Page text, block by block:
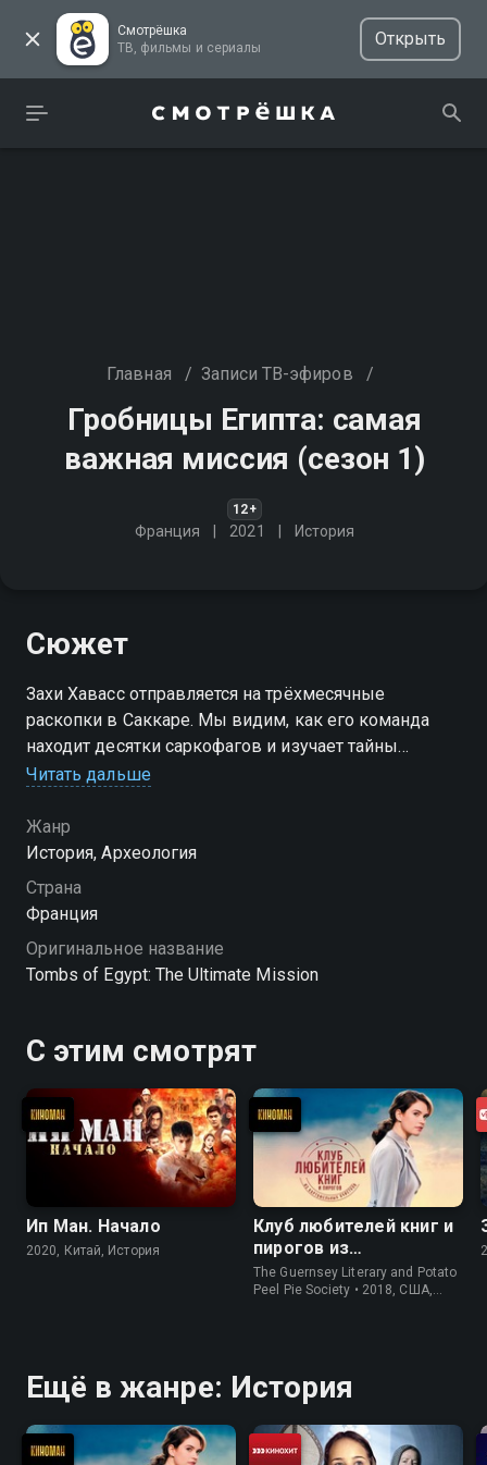
Смотрёшка
ТВ, фильмы и сериалы
Открыть
Главная / Записи ТВ-эфиров /
Гробницы Египта: самая
важная миссия (сезон 1)
12+
Франция 2021 История
Сюжет
Захи Хавасс отправляется на трёхмесячные
раскопки в Саккаре. Мы видим, как его команда
находит десятки саркофагов и изучает тайны
некрополя. Кто был здесь похоронен 3000 лет
Посмотреть онлайн 1 сезон сериала Гробницы
Египта: самая важная миссия вы можете
совершенно бесплатно в хорошем HD качестве на
Смотрёшке
Читать дальше
Жанр
История, Археология
Страна
Франция
Оригинальное название
Tombs of Egypt: The Ultimate Mission
С этим смотрят
Ип Ман. Начало
2020, Китай, История
Клуб любителей книг и
пирогов из
картофельных
очистков
The Guernsey Literary and Potato
Peel Pie Society • 2018, США,
Ещё в жанре: История